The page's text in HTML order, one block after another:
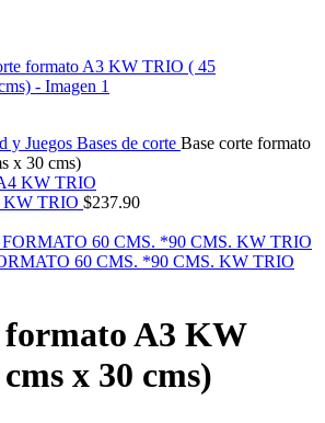
y Juegos Bases de corte Base corte formato
x 30 cms)
KW TRIO $237.90
60 CMS. *90 CMS. KW TRIO
formato A3 KW
x 30 cms)